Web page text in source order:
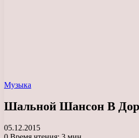
Музыка
Шальной Шансон В
05.12.2015